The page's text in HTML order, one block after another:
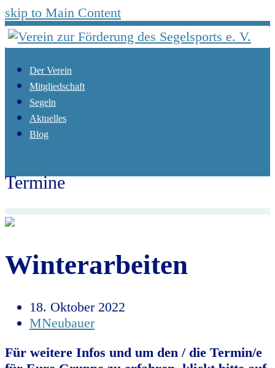
skip to Main Content
Der Verein
Mitgliedschaft
Segeln
Aktuelles
Blog
Termine
Winterarbeiten
18. Oktober 2022
MNeubauer
Für weitere Infos und um den / die Termin/e